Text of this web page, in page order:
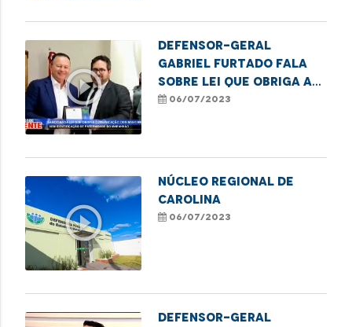
à DPE
play_circle_outline
Defensor-Geral
Gabriel Furtado fala
sobre lei que obriga a
comunicação de
paternidade à DPE
06/07/2023
play_circle_outline
NÚCLEO REGIONAL DE
CAROLINA
06/07/2023
Defensor-Geral